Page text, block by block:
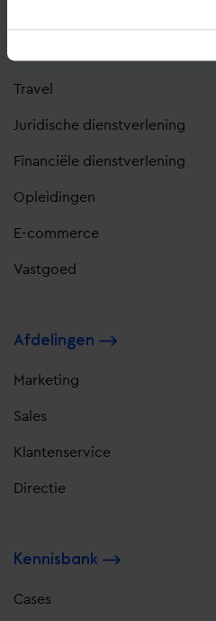
Travel
Juridische dienstverlening
Financiële dienstverlening
Opleidingen
E-commerce
Vastgoed
Afdelingen
Marketing
Sales
Klantenservice
Directie
Kennisbank
Cases